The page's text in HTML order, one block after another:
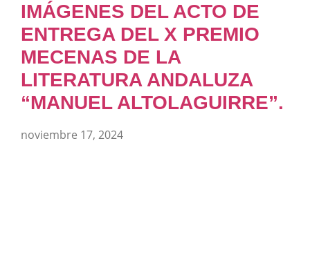
IMÁGENES DEL ACTO DE
ENTREGA DEL X PREMIO
MECENAS DE LA
LITERATURA ANDALUZA
“MANUEL ALTOLAGUIRRE”.
noviembre 17, 2024